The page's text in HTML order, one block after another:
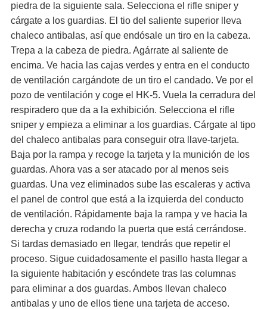
piedra de la siguiente sala. Selecciona el rifle sniper y
cárgate a los guardias. El tio del saliente superior lleva
chaleco antibalas, así que endósale un tiro en la cabeza.
Trepa a la cabeza de piedra. Agárrate al saliente de
encima. Ve hacia las cajas verdes y entra en el conducto
de ventilación cargándote de un tiro el candado. Ve por el
pozo de ventilación y coge el HK-5. Vuela la cerradura del
respiradero que da a la exhibición. Selecciona el rifle
sniper y empieza a eliminar a los guardias. Cárgate al tipo
del chaleco antibalas para conseguir otra llave-tarjeta.
Baja por la rampa y recoge la tarjeta y la munición de los
guardas. Ahora vas a ser atacado por al menos seis
guardas. Una vez eliminados sube las escaleras y activa
el panel de control que está a la izquierda del conducto
de ventilación. Rápidamente baja la rampa y ve hacia la
derecha y cruza rodando la puerta que está cerrándose.
Si tardas demasiado en llegar, tendrás que repetir el
proceso. Sigue cuidadosamente el pasillo hasta llegar a
la siguiente habitación y escóndete tras las columnas
para eliminar a dos guardas. Ambos llevan chaleco
antibalas y uno de ellos tiene una tarjeta de acceso.